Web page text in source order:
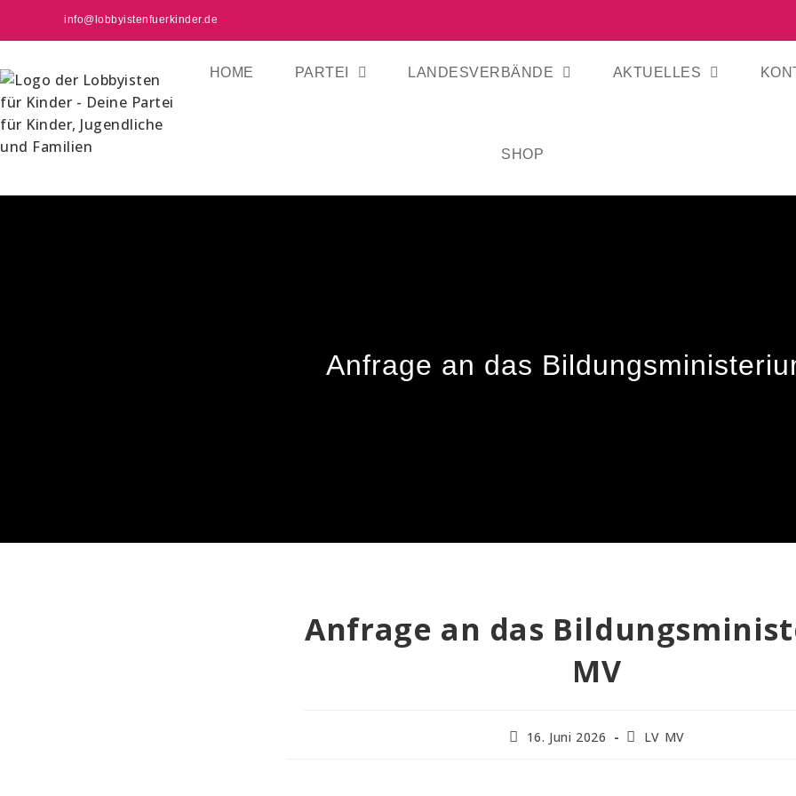
info@lobbyistenfuerkinder.de
HOME PARTEI LANDESVERBÄNDE AKTUELLES
SHOP
Anfrage an das
Anfrage an das
MV
16. Juni 2026 LV MV